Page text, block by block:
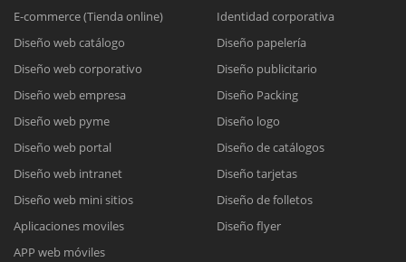
E-commerce (Tienda online)
Diseño web catálogo
Diseño web corporativo
Diseño web empresa
Diseño web pyme
Diseño web portal
Diseño web intranet
Diseño web mini sitios
Aplicaciones moviles
APP web móviles
Identidad corporativa
Diseño papelería
Diseño publicitario
Diseño Packing
Diseño logo
Diseño de catálogos
Diseño tarjetas
Diseño de folletos
Diseño flyer